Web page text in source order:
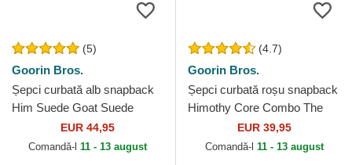
(5)
Goorin Bros.
Șepci curbată alb snapback
Him Suede Goat Suede
Truckers The Farm Goorin
Bros.
EUR 44,95
Comandă-l 11 - 13 august
(4.7)
Goorin Bros.
Șepci curbată roșu snapback
Himothy Core Combo The
Farm Goorin Bros.
EUR 39,95
Comandă-l 11 - 13 august